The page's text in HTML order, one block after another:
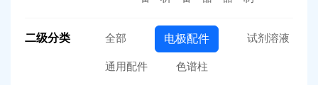
二级分类 全部 电极配件 试剂溶液
通用配件 色谱柱